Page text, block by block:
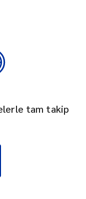
tam takip